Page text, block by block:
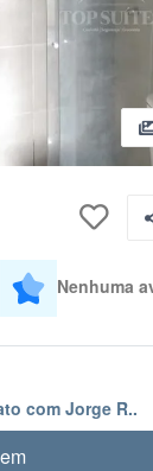
Nenhuma
com Jorge R..